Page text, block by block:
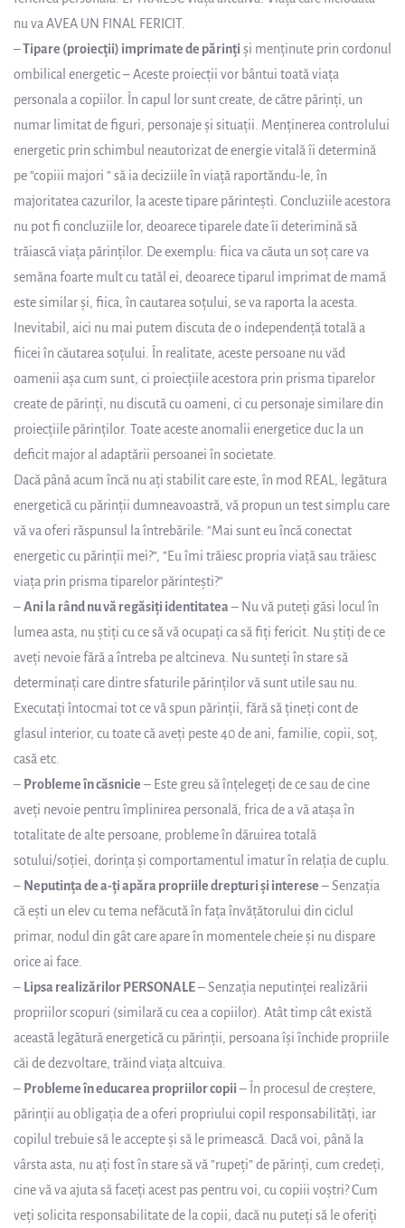
nu va AVEA UN FINAL FERICIT.
–Tipare (proiecții) imprimate de părinți și menținute prin cordonul
ombilical energetic – Aceste proiecții vor bântui toată viața
personala a copiilor. În capul lor sunt create, de către părinți, un
numar limitat de figuri, personaje și situații. Menținerea controlului
energetic prin schimbul neautorizat de energie vitală îi determină
pe ”copiii majori ” să ia deciziile în viață raportăndu-le, în
majoritatea cazurilor, la aceste tipare părintești. Concluziile acestora
nu pot fi concluziile lor, deoarece tiparele date îi deterimină să
trăiască viața părinților. De exemplu: fiica va căuta un soț care va
semăna foarte mult cu tatăl ei, deoarece tiparul imprimat de mamă
este similar și, fiica, în cautarea soțului, se va raporta la acesta.
Inevitabil, aici nu mai putem discuta de o independență totală a
fiicei în căutarea soțului. În realitate, aceste persoane nu văd
oamenii așa cum sunt, ci proiecțiile acestora prin prisma tiparelor
create de părinți, nu discută cu oameni, ci cu personaje similare din
proiecțiile părinților. Toate aceste anomalii energetice duc la un
deficit major al adaptării persoanei în societate.
Dacă până acum încă nu ați stabilit care este, în mod REAL, legătura
energetică cu părinții dumneavoastră, vă propun un test simplu care
vă va oferi răspunsul la întrebările: ”Mai sunt eu încă conectat
energetic cu părinții mei?”, ”Eu îmi trăiesc propria viață sau trăiesc
viața prin prisma tiparelor părintești?”
–Ani la rând nu vă regăsiți identitatea– Nu vă puteți găsi locul în
lumea asta, nu știți cu ce să vă ocupați ca să fiți fericit. Nu știți de ce
aveți nevoie fără a întreba pe altcineva. Nu sunteți în stare să
determinați care dintre sfaturile părinților vă sunt utile sau nu.
Executați întocmai tot ce vă spun părinții, fără să țineți cont de
glasul interior, cu toate că aveți peste 40 de ani, familie, copii, soț,
casă etc.
– Probleme în căsnicie– Este greu să înțelegeți de ce sau de cine
aveți nevoie pentru împlinirea personală, frica de a vă atașa în
totalitate de alte persoane, probleme în dăruirea totală
sotului/soției, dorința și comportamentul imatur în relația de cuplu.
– Neputința de a-ți apăra propriile drepturi și interese– Senzația
că ești un elev cu tema nefăcută în fața învățătorului din ciclul
primar, nodul din gât care apare în momentele cheie și nu dispare
orice ai face.
– Lipsa realizărilor PERSONALE– Senzația neputinței realizării
propriilor scopuri (similară cu cea a copiilor). Atât timp cât există
această legătură energetică cu părinții, persoana își închide propriile
căi de dezvoltare, trăind viața altcuiva.
– Probleme în educarea propriilor copii– În procesul de creștere,
părinții au obligația de a oferi propriului copil responsabilități, iar
copilul trebuie să le accepte și să le primească. Dacă voi, până la
vârsta asta, nu ați fost în stare să vă ”rupeți” de părinți, cum credeți,
cine vă va ajuta să faceți acest pas pentru voi, cu copiii voștri? Cum
veți solicita responsabilitate de la copii, dacă nu puteți să le oferiți